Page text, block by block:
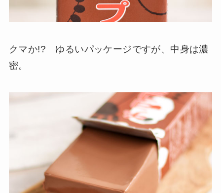
クマか!? ゆるいパッケージですが、中身は濃
密。